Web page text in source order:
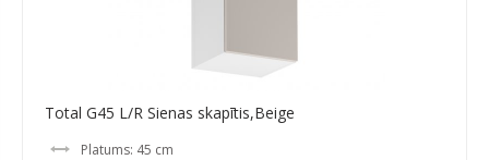
Total G45 L/R Sienas skapītis,Beige
Platums: 45 cm